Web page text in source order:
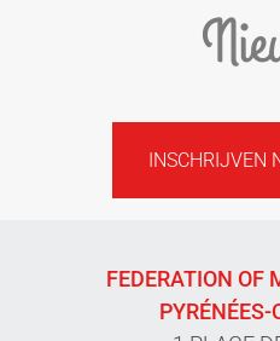
INSCHRIJVEN
FEDERATION OF
PYRÉNÉES-